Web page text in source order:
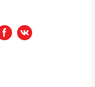
FacebookвКонтакте